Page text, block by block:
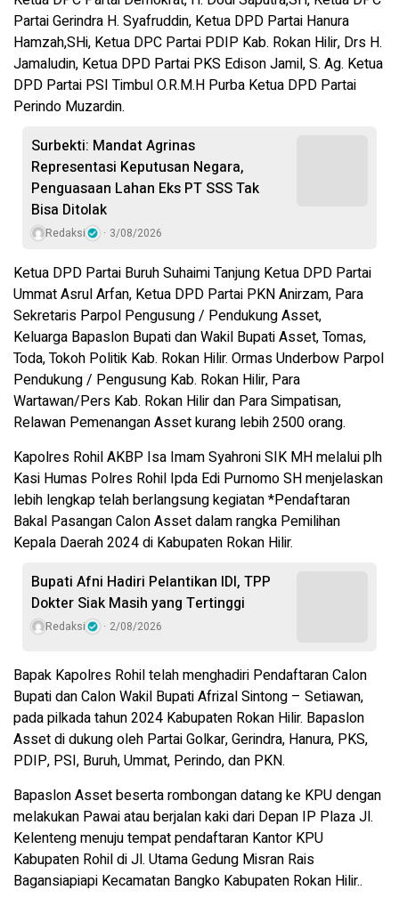
Partai Gerindra H. Syafruddin, Ketua DPD Partai Hanura
Hamzah,SHi, Ketua DPC Partai PDIP Kab. Rokan Hilir, Drs H.
Jamaludin, Ketua DPD Partai PKS Edison Jamil, S. Ag. Ketua
DPD Partai PSI Timbul O.R.M.H Purba Ketua DPD Partai
Perindo Muzardin.
Surbekti: Mandat Agrinas
Representasi Keputusan Negara,
Penguasaan Lahan Eks PT SSS Tak
Bisa Ditolak
Redaksi 3/08/2026
Ketua DPD Partai Buruh Suhaimi Tanjung Ketua DPD Partai
Ummat Asrul Arfan, Ketua DPD Partai PKN Anirzam, Para
Sekretaris Parpol Pengusung / Pendukung Asset,
Keluarga Bapaslon Bupati dan Wakil Bupati Asset, Tomas,
Toda, Tokoh Politik Kab. Rokan Hilir. Ormas Underbow Parpol
Pendukung / Pengusung Kab. Rokan Hilir, Para
Wartawan/Pers Kab. Rokan Hilir dan Para Simpatisan,
Relawan Pemenangan Asset kurang lebih 2500 orang.
Kapolres Rohil AKBP Isa Imam Syahroni SIK MH melalui plh
Kasi Humas Polres Rohil Ipda Edi Purnomo SH menjelaskan
lebih lengkap telah berlangsung kegiatan *Pendaftaran
Bakal Pasangan Calon Asset dalam rangka Pemilihan
Kepala Daerah 2024 di Kabupaten Rokan Hilir.
Bupati Afni Hadiri Pelantikan IDI, TPP
Dokter Siak Masih yang Tertinggi
Redaksi 2/08/2026
Bapak Kapolres Rohil telah menghadiri Pendaftaran Calon
Bupati dan Calon Wakil Bupati Afrizal Sintong – Setiawan,
pada pilkada tahun 2024 Kabupaten Rokan Hilir. Bapaslon
Asset di dukung oleh Partai Golkar, Gerindra, Hanura, PKS,
PDIP, PSI, Buruh, Ummat, Perindo, dan PKN.
Bapaslon Asset beserta rombongan datang ke KPU dengan
melakukan Pawai atau berjalan kaki dari Depan IP Plaza Jl.
Kelenteng menuju tempat pendaftaran Kantor KPU
Kabupaten Rohil di Jl. Utama Gedung Misran Rais
Bagansiapiapi Kecamatan Bangko Kabupaten Rokan Hilir..